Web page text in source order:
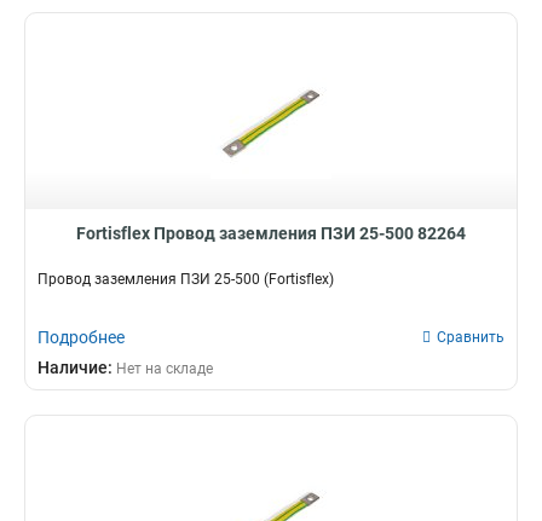
Fortisflex Провод заземления ПЗИ 25-500 82264
Провод заземления ПЗИ 25-500 (Fortisflex)
Подробнее Сравнить
Наличие: Нет на складе